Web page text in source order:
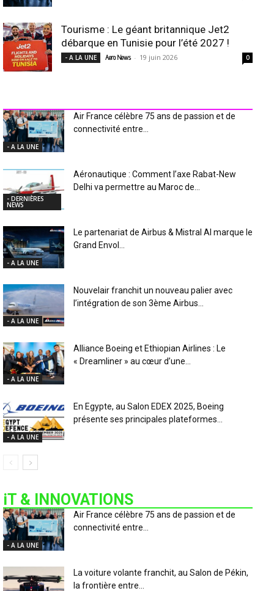
Tourisme : Le géant britannique Jet2
débarque en Tunisie pour l’été 2027 !
- A LA UNE Aero News - 19 juin 2026 0
- A LA UNE
Air France célèbre 75 ans de passion et de
connectivité entre...
- DERNIÈRES
NEWS
Aéronautique : Comment l’axe Rabat-New
Delhi va permettre au Maroc de...
- A LA UNE
Le partenariat de Airbus & Mistral AI marque le
Grand Envol...
- A LA UNE
Nouvelair franchit un nouveau palier avec
l’intégration de son 3ème Airbus...
- A LA UNE
Alliance Boeing et Ethiopian Airlines : Le
« Dreamliner » au cœur d’une...
- A LA UNE
En Egypte, au Salon EDEX 2025, Boeing
présente ses principales plateformes...
iT & INNOVATIONS
- A LA UNE
Air France célèbre 75 ans de passion et de
connectivité entre...
La voiture volante franchit, au Salon de Pékin,
la frontière entre...